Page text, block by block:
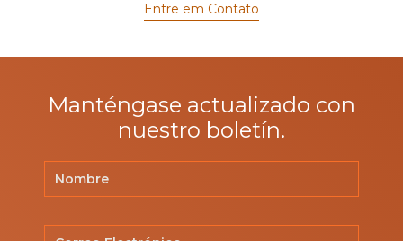
Entre em Contato
Manténgase actualizado con
nuestro boletín.